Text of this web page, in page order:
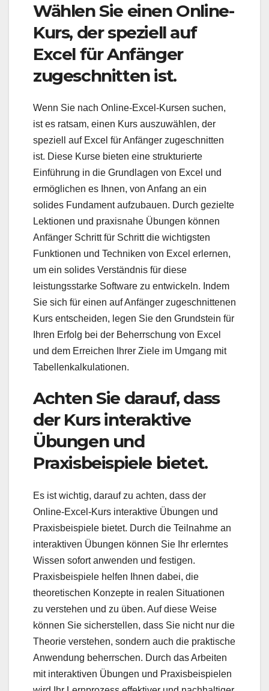
Wählen Sie einen Online-
Kurs, der speziell auf
Excel für Anfänger
zugeschnitten ist.
Wenn Sie nach Online-Excel-Kursen suchen,
ist es ratsam, einen Kurs auszuwählen, der
speziell auf Excel für Anfänger zugeschnitten
ist. Diese Kurse bieten eine strukturierte
Einführung in die Grundlagen von Excel und
ermöglichen es Ihnen, von Anfang an ein
solides Fundament aufzubauen. Durch gezielte
Lektionen und praxisnahe Übungen können
Anfänger Schritt für Schritt die wichtigsten
Funktionen und Techniken von Excel erlernen,
um ein solides Verständnis für diese
leistungsstarke Software zu entwickeln. Indem
Sie sich für einen auf Anfänger zugeschnittenen
Kurs entscheiden, legen Sie den Grundstein für
Ihren Erfolg bei der Beherrschung von Excel
und dem Erreichen Ihrer Ziele im Umgang mit
Tabellenkalkulationen.
Achten Sie darauf, dass
der Kurs interaktive
Übungen und
Praxisbeispiele bietet.
Es ist wichtig, darauf zu achten, dass der
Online-Excel-Kurs interaktive Übungen und
Praxisbeispiele bietet. Durch die Teilnahme an
interaktiven Übungen können Sie Ihr erlerntes
Wissen sofort anwenden und festigen.
Praxisbeispiele helfen Ihnen dabei, die
theoretischen Konzepte in realen Situationen
zu verstehen und zu üben. Auf diese Weise
können Sie sicherstellen, dass Sie nicht nur die
Theorie verstehen, sondern auch die praktische
Anwendung beherrschen. Durch das Arbeiten
mit interaktiven Übungen und Praxisbeispielen